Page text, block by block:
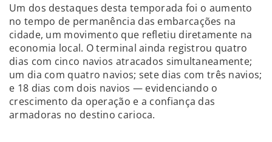
Um dos destaques desta temporada foi o aumento
no tempo de permanência das embarcações na
cidade, um movimento que refletiu diretamente na
economia local. O terminal ainda registrou quatro
dias com cinco navios atracados simultaneamente;
um dia com quatro navios; sete dias com três navios;
e 18 dias com dois navios — evidenciando o
crescimento da operação e a confiança das
armadoras no destino carioca.